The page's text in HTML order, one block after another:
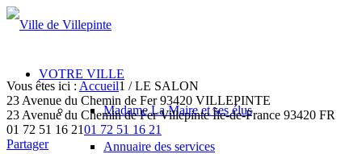
VOTRE VILLE
Madame La Maire et ses élus
Annuaire des services
Vous êtes ici : Accueil1 / LE SALON
23 Avenue du Chemin de Fer 93420 VILLEPINTE
23 Avenue du Chemin de Fer Villepinte Île-de-France 93420 FR
01 72 51 16 2101 72 51 16 21
Partager